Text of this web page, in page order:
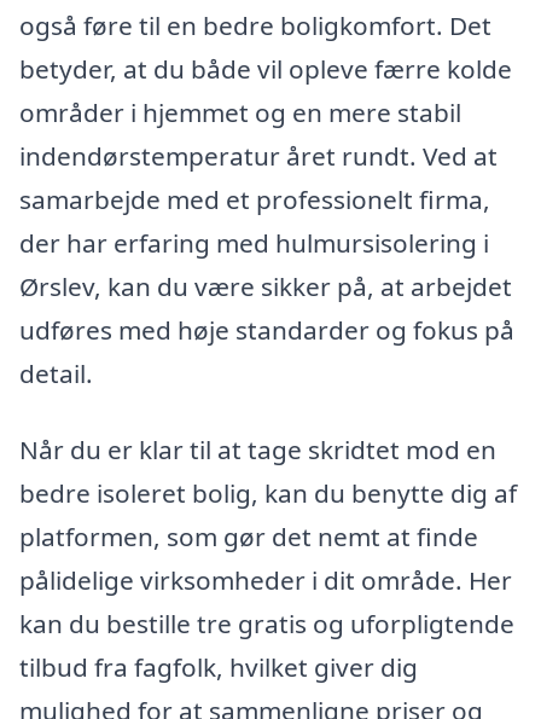
også føre til en bedre boligkomfort. Det
betyder, at du både vil opleve færre kolde
områder i hjemmet og en mere stabil
indendørstemperatur året rundt. Ved at
samarbejde med et professionelt firma,
der har erfaring med hulmursisolering i
Ørslev, kan du være sikker på, at arbejdet
udføres med høje standarder og fokus på
detail.
Når du er klar til at tage skridtet mod en
bedre isoleret bolig, kan du benytte dig af
platformen, som gør det nemt at finde
pålidelige virksomheder i dit område. Her
kan du bestille tre gratis og uforpligtende
tilbud fra fagfolk, hvilket giver dig
mulighed for at sammenligne priser og